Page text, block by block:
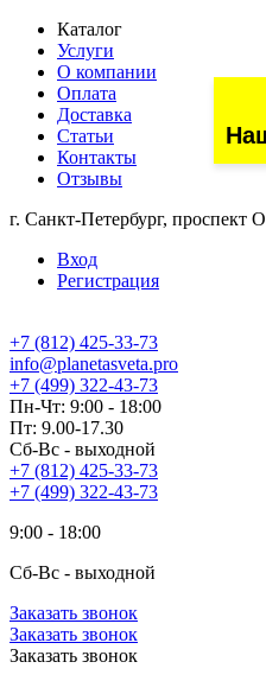
Каталог
Услуги
О компании
Оплата
Доставка
Статьи
Контакты
Отзывы
г. Санкт-Петербург, проспект
Вход
Регистрация
+7 (812) 425-33-73
info@planetasveta.pro
+7 (499) 322-43-73
Пн-Чт: 9:00 - 18:00
Пт: 9.00-17.30
Сб-Вс - выходной
+7 (812) 425-33-73
+7 (499) 322-43-73
9:00 - 18:00
Сб-Вс - выходной
Заказать звонок
Заказать звонок
Заказать звонок